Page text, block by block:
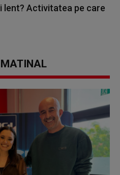
lent? Activitatea pe care
MATINAL